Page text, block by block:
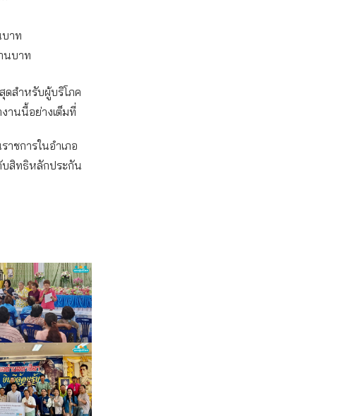
บาท
นบาท
ดสำหรับผู้บริโภค
านนี้อย่างเต็มที่
ชการในอำเภอ
บสิทธิหลักประกัน